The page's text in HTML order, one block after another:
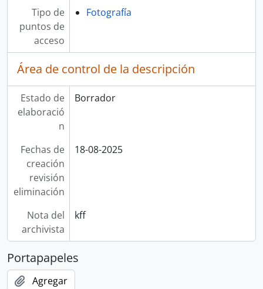
Tipo de
puntos de
acceso
Fotografía
Área de control de la descripción
Estado de
elaboració
n
Borrador
Fechas de
creación
revisión
eliminación
18-08-2025
Nota del
archivista
kff
Portapapeles
Agregar